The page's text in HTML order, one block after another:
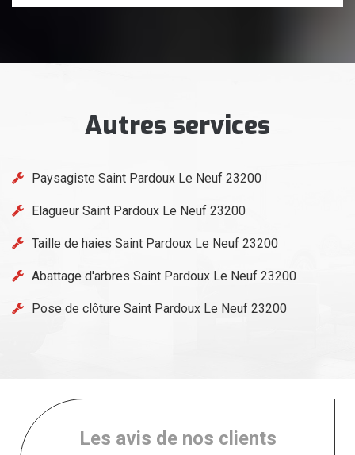
Autres services
Paysagiste Saint Pardoux Le Neuf 23200
Elagueur Saint Pardoux Le Neuf 23200
Taille de haies Saint Pardoux Le Neuf 23200
Abattage d'arbres Saint Pardoux Le Neuf 23200
Pose de clôture Saint Pardoux Le Neuf 23200
Les avis de nos clients